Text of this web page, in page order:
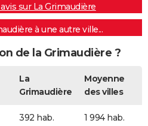
sur La Grimaudière
à une autre ville...
de la Grimaudière ?
La
Grimaudière
Moyenne
des villes
392 hab. 1 994 hab.